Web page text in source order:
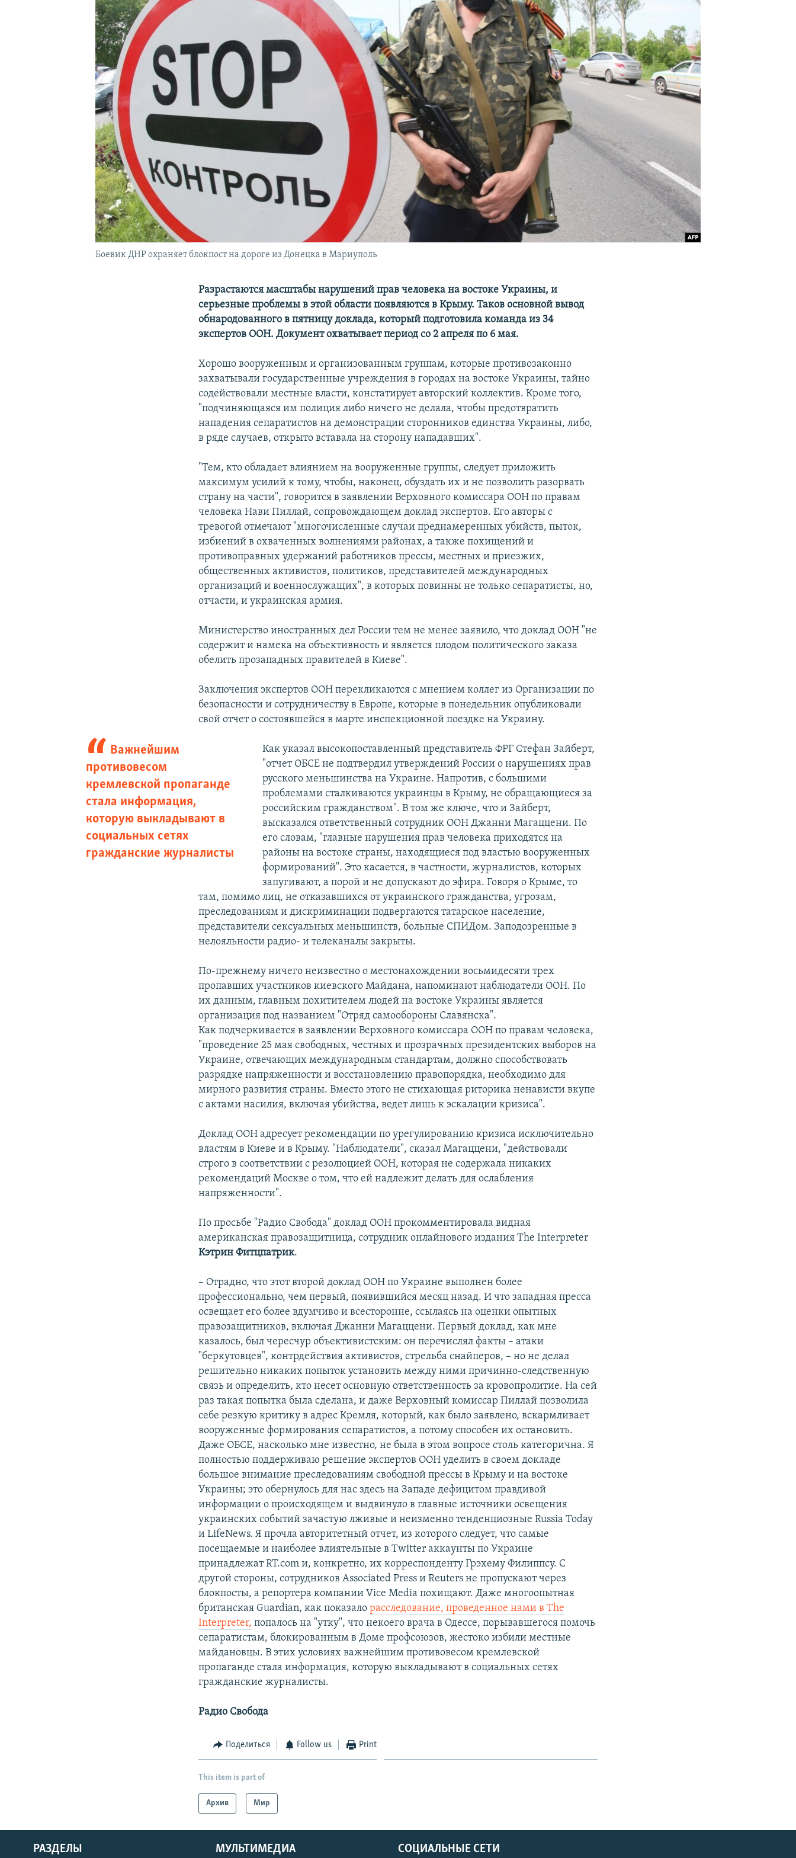
Боевик ДНР охраняет блокпост на дороге из Донецка в Мариуполь
Разрастаются масштабы нарушений прав человека на востоке Украины, и
серьезные проблемы в этой области появляются в Крыму. Таков основной вывод
обнародованного в пятницу доклада, который подготовила команда из 34
экспертов ООН. Документ охватывает период со 2 апреля по 6 мая.
Хорошо вооруженным и организованным группам, которые противозаконно
захватывали государственные учреждения в городах на востоке Украины, тайно
содействовали местные власти, констатирует авторский коллектив. Кроме того,
"подчиняющаяся им полиция либо ничего не делала, чтобы предотвратить
нападения сепаратистов на демонстрации сторонников единства Украины, либо,
в ряде случаев, открыто вставала на сторону нападавших".
"Тем, кто обладает влиянием на вооруженные группы, следует приложить
максимум усилий к тому, чтобы, наконец, обуздать их и не позволить разорвать
страну на части", говорится в заявлении Верховного комиссара ООН по правам
человека Нави Пиллай, сопровождающем доклад экспертов. Его авторы с
тревогой отмечают "многочисленные случаи преднамеренных убийств, пыток,
избиений в охваченных волнениями районах, а также похищений и
противоправных удержаний работников прессы, местных и приезжих,
общественных активистов, политиков, представителей международных
организаций и военнослужащих", в которых повинны не только сепаратисты, но,
отчасти, и украинская армия.
Министерство иностранных дел России тем не менее заявило, что доклад ООН "не
содержит и намека на объективность и является плодом политического заказа
обелить прозападных правителей в Киеве".
Заключения экспертов ООН перекликаются с мнением коллег из Организации по
безопасности и сотрудничеству в Европе, которые в понедельник опубликовали
свой отчет о состоявшейся в марте инспекционной поездке на Украину.
Важнейшим
противовесом
кремлевской пропаганде
стала информация,
которую выкладывают в
социальных сетях
гражданские журналисты
Как указал высокопоставленный представитель ФРГ Стефан Зайберт,
"отчет ОБСЕ не подтвердил утверждений России о нарушениях прав
русского меньшинства на Украине. Напротив, с большими
проблемами сталкиваются украинцы в Крыму, не обращающиеся за
российским гражданством". В том же ключе, что и Зайберт,
высказался ответственный сотрудник ООН Джанни Магаццени. По
его словам, "главные нарушения прав человека приходятся на
районы на востоке страны, находящиеся под властью вооруженных
формирований". Это касается, в частности, журналистов, которых
запугивают, а порой и не допускают до эфира. Говоря о Крыме, то
там, помимо лиц, не отказавшихся от украинского гражданства, угрозам,
преследованиям и дискриминации подвергаются татарское население,
представители сексуальных меньшинств, больные СПИДом. Заподозренные в
нелояльности радио- и телеканалы закрыты.
По-прежнему ничего неизвестно о местонахождении восьмидесяти трех
пропавших участников киевского Майдана, напоминают наблюдатели ООН. По
их данным, главным похитителем людей на востоке Украины является
организация под названием "Отряд самообороны Славянска".
Как подчеркивается в заявлении Верховного комиссара ООН по правам человека,
"проведение 25 мая свободных, честных и прозрачных президентских выборов на
Украине, отвечающих международным стандартам, должно способствовать
разрядке напряженности и восстановлению правопорядка, необходимо для
мирного развития страны. Вместо этого не стихающая риторика ненависти вкупе
с актами насилия, включая убийства, ведет лишь к эскалации кризиса".
Доклад ООН адресует рекомендации по урегулированию кризиса исключительно
властям в Киеве и в Крыму. "Наблюдатели", сказал Магаццени, "действовали
строго в соответствии с резолюцией ООН, которая не содержала никаких
рекомендаций Москве о том, что ей надлежит делать для ослабления
напряженности".
По просьбе "Радио Свобода" доклад ООН прокомментировала видная
американская правозащитница, сотрудник онлайнового издания The Interpreter
Кэтрин Фитцпатрик.
– Отрадно, что этот второй доклад ООН по Украине выполнен более
профессионально, чем первый, появившийся месяц назад. И что западная пресса
освещает его более вдумчиво и всесторонне, ссылаясь на оценки опытных
правозащитников, включая Джанни Магаццени. Первый доклад, как мне
казалось, был чересчур объективистским: он перечислял факты – атаки
"беркутовцев", контрдействия активистов, стрельба снайперов, – но не делал
решительно никаких попыток установить между ними причинно-следственную
связь и определить, кто несет основную ответственность за кровопролитие. На сей
раз такая попытка была сделана, и даже Верховный комиссар Пиллай позволила
себе резкую критику в адрес Кремля, который, как было заявлено, вскармливает
вооруженные формирования сепаратистов, а потому способен их остановить.
Даже ОБСЕ, насколько мне известно, не была в этом вопросе столь категорична. Я
полностью поддерживаю решение экспертов ООН уделить в своем докладе
большое внимание преследованиям свободной прессы в Крыму и на востоке
Украины; это обернулось для нас здесь на Западе дефицитом правдивой
информации о происходящем и выдвинуло в главные источники освещения
украинских событий зачастую лживые и неизменно тенденциозные Russia Today
и LifeNews. Я прочла авторитетный отчет, из которого следует, что самые
посещаемые и наиболее влиятельные в Twitter аккаунты по Украине
принадлежат RT.сom и, конкретно, их корреспонденту Грэхему Филиппсу. С
другой стороны, сотрудников Associated Press и Reuters не пропускают через
блокпосты, а репортера компании Vice Media похищают. Даже многоопытная
британская Guardian, как показалорасследование, проведенное нами в The
Interpreter, попалось на "утку", что некоего врача в Одессе, порывавшегося помочь
сепаратистам, блокированным в Доме профсоюзов, жестоко избили местные
майдановцы. В этих условиях важнейшим противовесом кремлевской
пропаганде стала информация, которую выкладывают в социальных сетях
гражданские журналисты.
Радио Свобода
Поделиться Follow us Print
This item is part of
Архив Мир
СОЦИАЛЬНЫЕ СЕТИ
РАЗДЕЛЫ МУЛЬТИМЕДИА